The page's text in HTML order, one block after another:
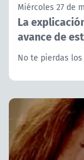
Miércoles 27 de
La
avance de
No te pierdas